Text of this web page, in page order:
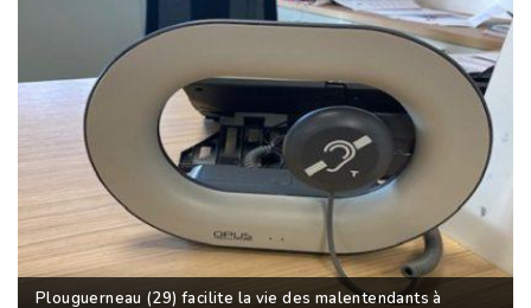
Plouguerneau (29) facilite la vie des malentendants à